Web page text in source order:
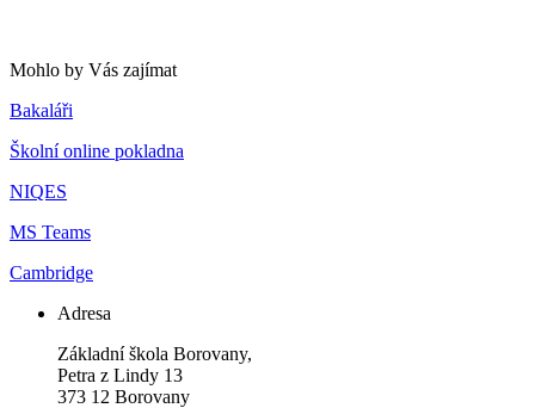
Mohlo by Vás zajímat
Bakaláři
Školní online pokladna
NIQES
MS Teams
Cambridge
Adresa
Základní škola Borovany,
Petra z Lindy 13
373 12 Borovany